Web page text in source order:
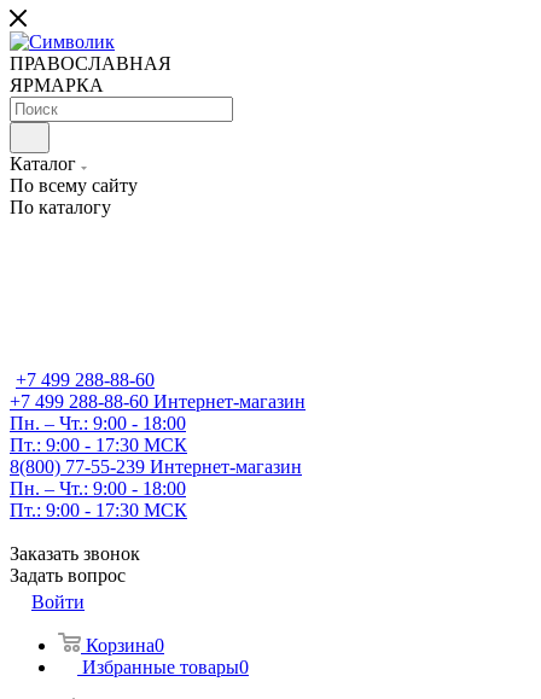
ПРАВОСЛАВНАЯ
ЯРМАРКА
Каталог
По всему сайту
По каталогу
+7 499 288-88-60
+7 499 288-88-60 Интернет-магазин
Пн. – Чт.: 9:00 - 18:00
Пт.: 9:00 - 17:30 МСК
8(800) 77-55-239 Интернет-магазин
Пн. – Чт.: 9:00 - 18:00
Пт.: 9:00 - 17:30 МСК
Заказать звонок
Задать вопрос
Войти
Корзина0
Избранные товары0